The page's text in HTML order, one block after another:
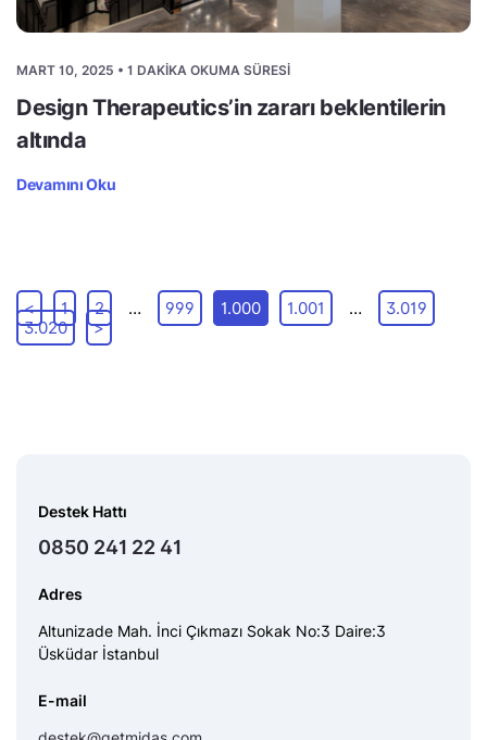
MART 10, 2025 • 1 DAKIKA OKUMA SÜRESI
Design Therapeutics’in zararı beklentilerin
altında
Devamını Oku
< 1 2 … 999 1.000 1.001 …
3.019
3.020
>
Destek Hattı
0850 241 22 41
Adres
Altunizade Mah. İnci Çıkmazı Sokak No:3 Daire:3
Üsküdar İstanbul
E-mail